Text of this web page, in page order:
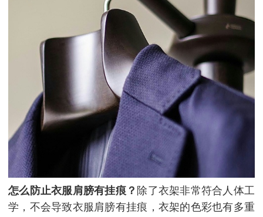
怎么防止衣服肩膀有挂痕？ 除了衣架非常符合人体工
学，不会导致衣服肩膀有挂痕，衣架的色彩也有多重